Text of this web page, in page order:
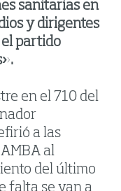
sanitarias en
y dirigentes
partido
en el 710 del
a las
al
del último